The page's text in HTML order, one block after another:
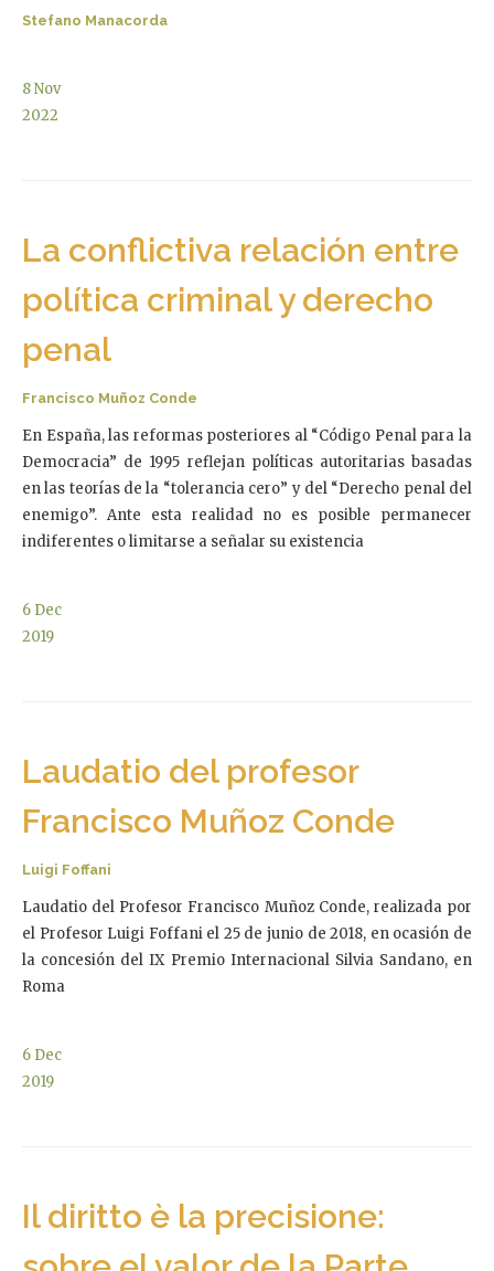
Stefano Manacorda
8Nov
2022
La conflictiva relación entre
política criminal y derecho
penal
Francisco Muñoz Conde
En España, las reformas posteriores al “Código Penal para la
Democracia” de 1995 reflejan políticas autoritarias basadas
en las teorías de la “tolerancia cero” y del “Derecho penal del
enemigo”. Ante esta realidad no es posible permanecer
indiferentes o limitarse a señalar su existencia
6 Dec
2019
Laudatio del profesor
Francisco Muñoz Conde
Luigi Foffani
Laudatio del Profesor Francisco Muñoz Conde, realizada por
el Profesor Luigi Foffani el 25 de junio de 2018, en ocasión de
la concesión del IX Premio Internacional Silvia Sandano, en
Roma
6 Dec
2019
Il diritto è la precisione: